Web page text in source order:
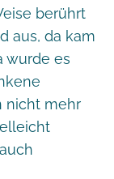
berührt
aus, da kam
wurde es
nicht mehr